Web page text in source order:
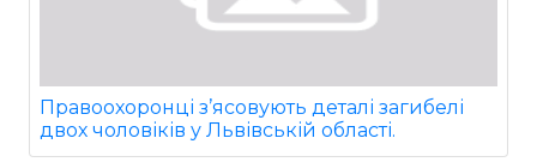
Правоохоронці з’ясовують деталі загибелі
двох чоловіків у Львівській області.